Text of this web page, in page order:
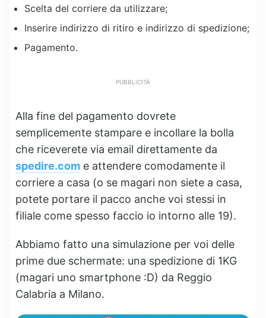
Scelta del corriere da utilizzare;
Inserire indirizzo di ritiro e indirizzo di spedizione;
Pagamento.
PUBBLICITÀ
Alla fine del pagamento dovrete
semplicemente stampare e incollare la bolla
che riceverete via email direttamente da
spedire.com e attendere comodamente il
corriere a casa (o se magari non siete a casa,
potete portare il pacco anche voi stessi in
filiale come spesso faccio io intorno alle 19).
Abbiamo fatto una simulazione per voi delle
prime due schermate: una spedizione di 1KG
(magari uno smartphone :D) da Reggio
Calabria a Milano.